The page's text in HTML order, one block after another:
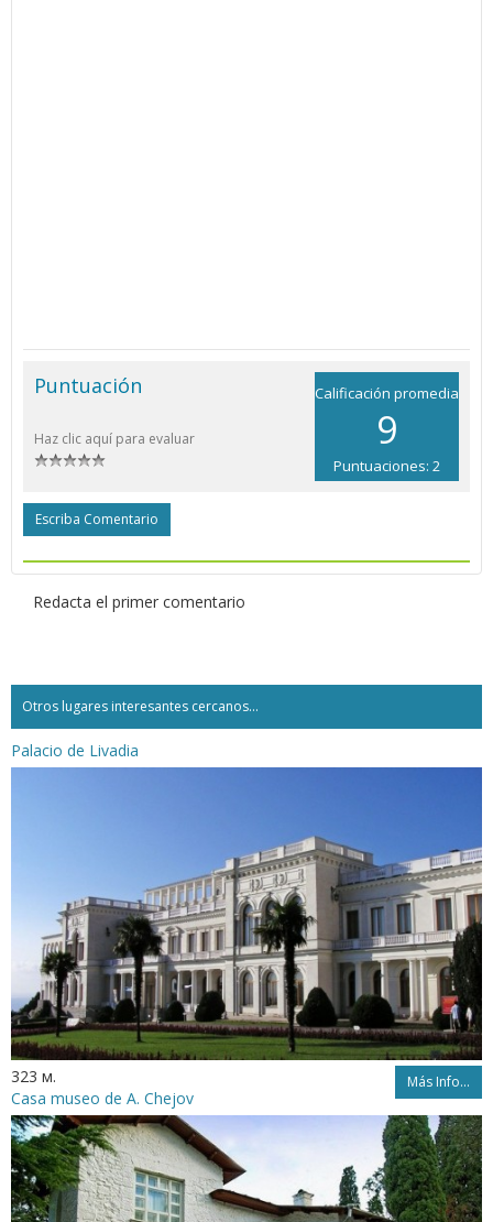
Calificación promedia
9
Puntuaciones: 2
Puntuación
Haz clic aquí para evaluar
Escriba Comentario
Redacta el primer comentario
Otros lugares interesantes cercanos...
Palacio de Livadia
323 м. Más Info...
Casa museo de A. Chejov